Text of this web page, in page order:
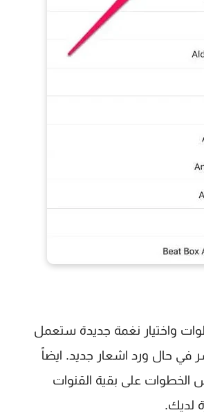
واختيار نغمة جديدة ستعمل
حال ورد اشعار جديد. ايضاً
على بقية القنوات
لديك.